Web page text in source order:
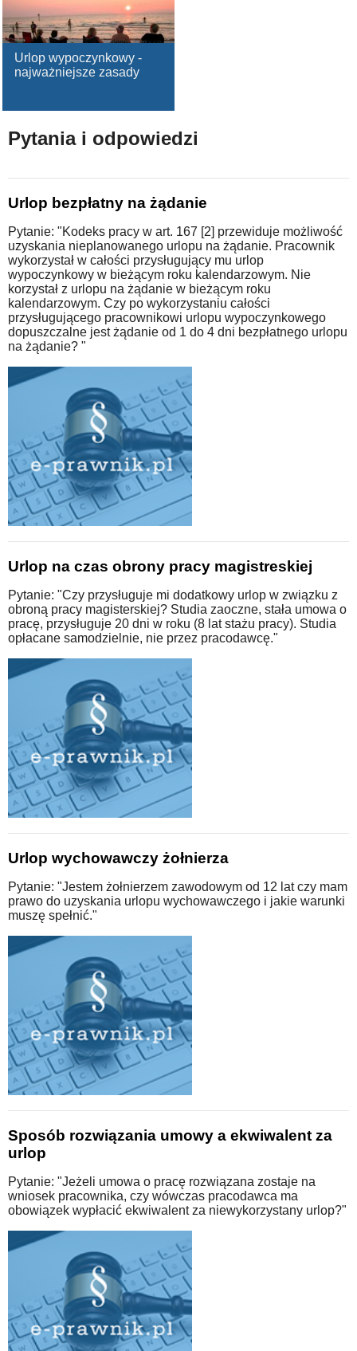
Urlop wypoczynkowy -
najważniejsze zasady
Pytania i odpowiedzi
Urlop bezpłatny na żądanie
Pytanie: "Kodeks pracy w art. 167 [2] przewiduje możliwość
uzyskania nieplanowanego urlopu na żądanie. Pracownik
wykorzystał w całości przysługujący mu urlop
wypoczynkowy w bieżącym roku kalendarzowym. Nie
korzystał z urlopu na żądanie w bieżącym roku
kalendarzowym. Czy po wykorzystaniu całości
przysługującego pracownikowi urlopu wypoczynkowego
dopuszczalne jest żądanie od 1 do 4 dni bezpłatnego urlopu
na żądanie? "
Urlop na czas obrony pracy magistreskiej
Pytanie: "Czy przysługuje mi dodatkowy urlop w związku z
obroną pracy magisterskiej? Studia zaoczne, stała umowa o
pracę, przysługuje 20 dni w roku (8 lat stażu pracy). Studia
opłacane samodzielnie, nie przez pracodawcę."
Urlop wychowawczy żołnierza
Pytanie: "Jestem żołnierzem zawodowym od 12 lat czy mam
prawo do uzyskania urlopu wychowawczego i jakie warunki
muszę spełnić."
Sposób rozwiązania umowy a ekwiwalent za
urlop
Pytanie: "Jeżeli umowa o pracę rozwiązana zostaje na
wniosek pracownika, czy wówczas pracodawca ma
obowiązek wypłacić ekwiwalent za niewykorzystany urlop?"